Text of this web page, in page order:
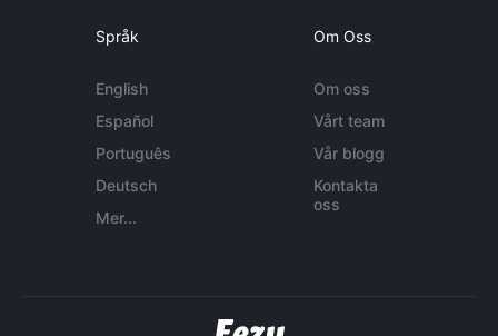
Språk
English
Español
Português
Deutsch
Mer...
Om Oss
Om oss
Vårt team
Vår blogg
Kontakta
oss